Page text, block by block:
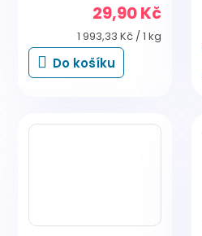
29,90 Kč
Měrná
cena:
1 993,33 Kč / 1 kg
Do košíku